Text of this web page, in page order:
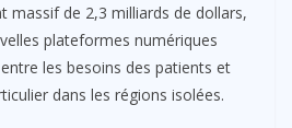
massif de 2,3 milliards de dollars,
plateformes numériques
les besoins des patients et
dans les régions isolées.